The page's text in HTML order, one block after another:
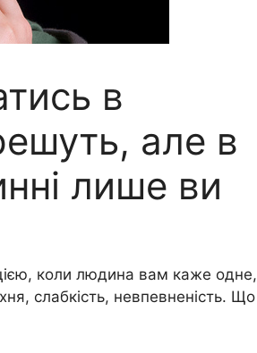
в
але в
лише ви
коли людина вам каже одне,
слабкість, невпевненість. Що